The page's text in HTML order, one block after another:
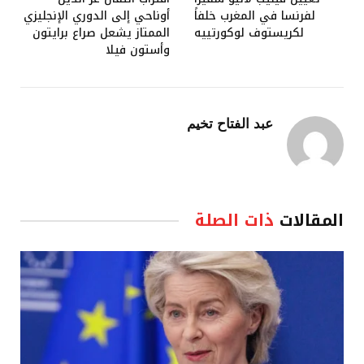
لفرنسا في المغرب خلفاً
لكريستوف لوكورتييه
أوناحي إلى الدوري الإنجليزي
الممتاز يشعل صراع برايتون
وأستون فيلا
عبد الفتاح تخيم
المقالات ذات الصلة